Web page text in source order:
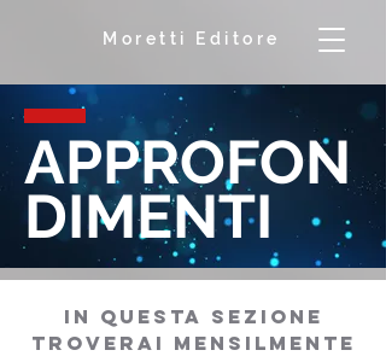
Moretti Editore
APPROFON
DIMENTI
in questa sezione
troverai mensilmente